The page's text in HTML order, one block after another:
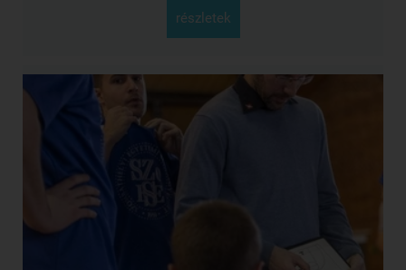
részletek